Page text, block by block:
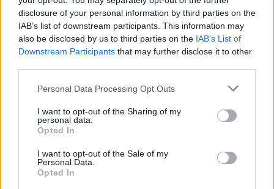
disclosure of your personal information by third parties on the
IAB’s list of downstream participants. This information may
also be disclosed by us to third parties on the IAB’s List of
Downstream Participants that may further disclose it to other
Personal Data Processing Opt Outs
I want to opt-out of the Sharing of my
personal data.
Opted In
I want to opt-out of the Sale of my
Personal Data.
Opted In